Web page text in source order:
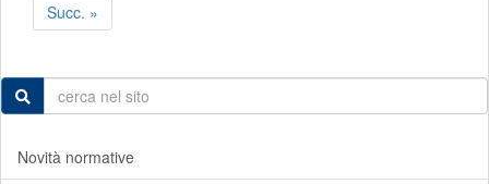
Succ. »
Novità normative